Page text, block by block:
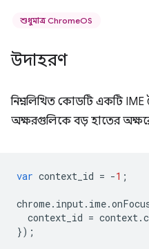
শুধুমাত্র ChromeOS
উদাহরণ
নিম্নলিখিত কোডটি একটি
অক্ষরগুলিকে বড় হাতের
var context_id = -1 ;
chrome. input. ime.
context_id = context.
});